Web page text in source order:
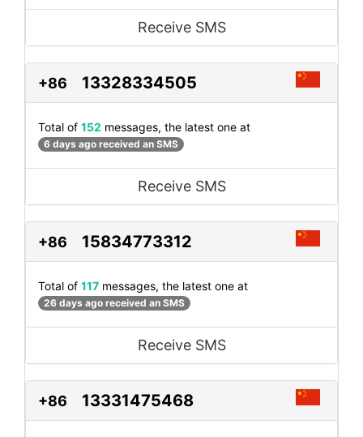
Receive SMS
+86 13328334505
Total of 152 messages, the latest one at
6 days ago received an SMS
Receive SMS
+86 15834773312
Total of 117 messages, the latest one at
26 days ago received an SMS
Receive SMS
+86 13331475468